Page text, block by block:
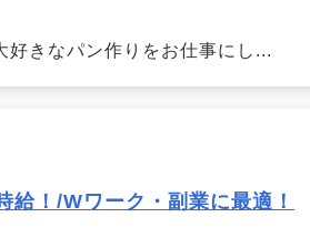
きなパン作りをお仕事にし...
！/Wワーク・副業に最適！